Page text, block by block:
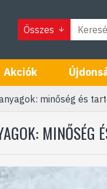
Összes
Akciók
minőség és
MINŐSÉG